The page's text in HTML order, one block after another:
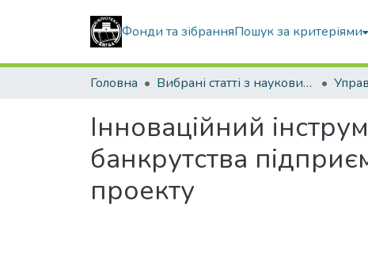
Фонди та зібранняПошук за критеріями
Головна Вибрані статті з наукових збірників КНУБА
Інноваційний
банкрутства
проекту